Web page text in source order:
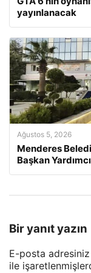
yayınlanacak
Ağustos 5, 2026
Menderes
Başkan
Bir yanıt yazın
E-posta
ile